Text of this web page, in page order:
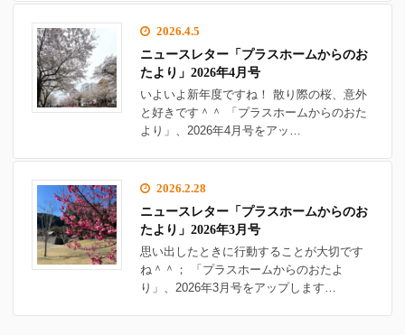
2026.4.5
ニュースレター「プラスホームからのお
たより」2026年4月号
いよいよ新年度ですね！ 散り際の桜、意外
と好きです＾＾ 「プラスホームからのおた
より」、2026年4月号をアッ…
2026.2.28
ニュースレター「プラスホームからのお
たより」2026年3月号
思い出したときに行動することが大切です
ね＾＾； 「プラスホームからのおたよ
り」、2026年3月号をアップします…